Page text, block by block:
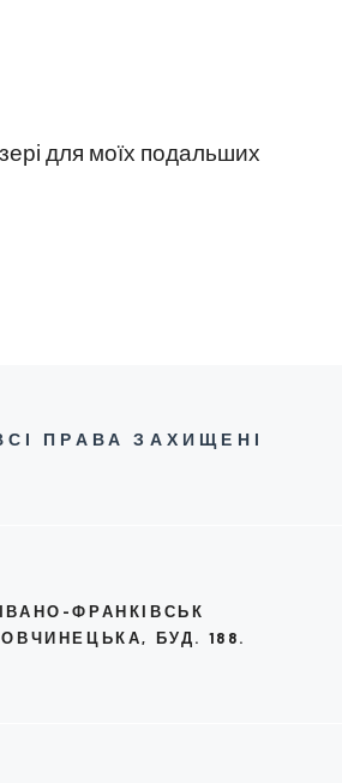
для моїх подальших
ПРАВА ЗАХИЩЕНІ
ФРАНКІВСЬК
БУД. 188.